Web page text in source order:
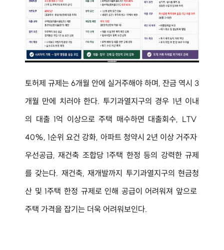
토허제 규제는 6개월 안에 실거주해야 하며, 잔금 역시 3
개월 만에 치러야 한다. 투기과열지구의 경우 1년 이내
의 대출 1억 이상으로 주택 매수하면 대출회수, LTV
40%, 1순위 요건 강화, 아파트 청약시 2년 이상 거주자
우선공급, 재건축 조합당 1주택 한정 등의 강력한 규제
를 갖는다. 재건축, 재개발까지 투기과열지구의 현금청
산 및 1주택 한정 규제로 인해 공급이 어려워져 앞으로
주택 가격을 잡기는 더욱 어려워보인다.